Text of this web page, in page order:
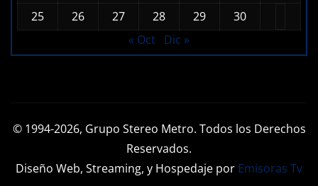
25
26 27 28 29
30
« Oct Dic »
© 1994-2026, Grupo Stereo Metro. Todos los Derechos
Reservados.
Diseño Web, Streaming, y Hospedaje por Emisoras Tv